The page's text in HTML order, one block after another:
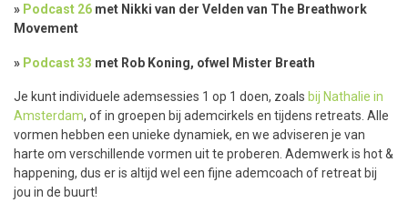
» Podcast 26 met Nikki van der Velden van The Breathwork
Movement
» Podcast 33 met Rob Koning, ofwel Mister Breath
Je kunt individuele ademsessies 1 op 1 doen, zoals bij Nathalie in
Amsterdam, of in groepen bij ademcirkels en tijdens retreats. Alle
vormen hebben een unieke dynamiek, en we adviseren je van
harte om verschillende vormen uit te proberen. Ademwerk is hot &
happening, dus er is altijd wel een fijne ademcoach of retreat bij
jou in de buurt!